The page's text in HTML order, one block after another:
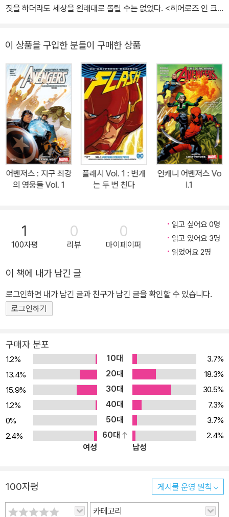
짓을 하더라도 세상을 원래대로 돌릴 수는 없었다. <히어로즈 인 크
을 헤쳐 나가야만 한다. 하지만 월리가 친구들을 만나고 적과 싸우는
동안에도 서서히 끝이 찾아온다. 두 멀티버스가 서로를 조각조각 찢
으며 모든 것을 집어 삼키는 끔찍하고 사악한 에너지를 쏟아내고 있
다. 오직 플래시만이 이를 막을 수 있다. 과연 월리는 우주의 대재앙을
막고 이 모든 사태의 중심에 있는 사악한 세계, 그 뒤에 감춰진 충격적
인 진실을 밝힐 수 있을까? 그리고 소중한 가족과 다시 만날 수 있을
까? 주홍빛 스피드스터의 여정에 놓칠 수 없는 한 획을 긋는 이야기
를 <플래시 포워드>에서 확인할 수 있다. 스콧 롭델이 쓰고 브렛 부
스, 놈 랩먼드가 그린 DC 코믹스 역사 속 잊지 못할 이야기! <플래시
포워드> #1-6, <제너레이션 제로: 갓즈 어몽 어스> 에필로그 수록!
l. 1-4> <히어로즈 인 크라이시스> <배트맨: 로드 투 메탈> <배트
맨: 메탈> <배트맨: 메탈: 다크 나이츠 라이징>
이 상품을 구입한 분들이 구매한 상품
어벤저스 : 지구 최강
의 영웅들 Vol. 1
플래시 Vol. 1 : 번개
는 두 번 친다
언캐니 어벤저스 Vo
l.1
1
100자평
0
리뷰
0
마이페이퍼
읽고 싶어요 0명
읽고 있어요 3명
읽었어요 2명
이 책에 내가 남긴 글
로그인하면 내가 남긴 글과 친구가 남긴 글을 확인할 수 있습니다.
로그인하기
구매자 분포
1.2% 10대
3.7%
13.4%
20대
18.3%
15.9%
30대
30.5%
1.2%
40대
7.3%
0%
50대
3.7%
2.4%
60대
2.4%
여성
남성
100자평 게시물 운영 원칙
카테고리